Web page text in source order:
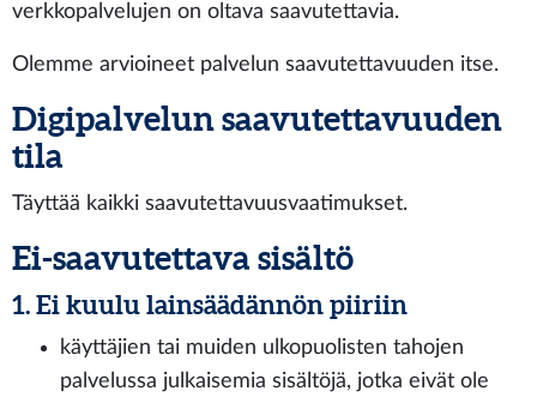
verkkopalvelujen on oltava saavutettavia.
Olemme arvioineet palvelun saavutettavuuden itse.
Digipalvelun saavutettavuuden
tila
Täyttää kaikki saavutettavuusvaatimukset.
Ei-saavutettava sisältö
1. Ei kuulu lainsäädännön piiriin
käyttäjien tai muiden ulkopuolisten tahojen
palvelussa julkaisemia sisältöjä, jotka eivät ole